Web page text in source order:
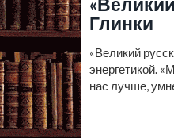
Глинки
«Великий
энергетикой.
нас лучше,